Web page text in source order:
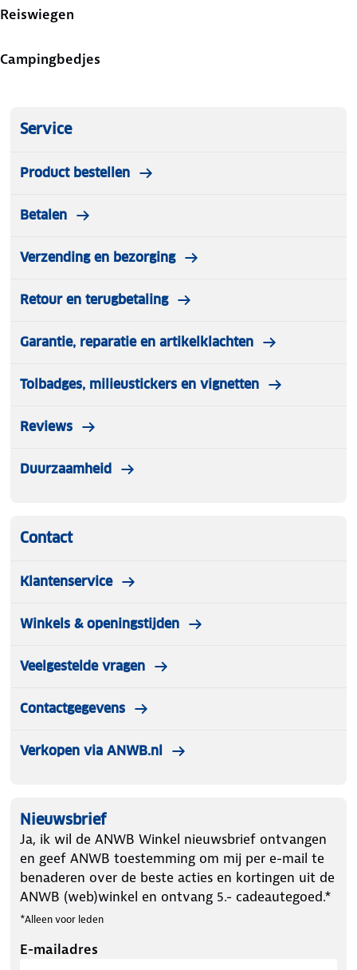
Reiswiegen
Campingbedjes
Service
Product bestellen
Betalen
Verzending en bezorging
Retour en terugbetaling
Garantie, reparatie en artikelklachten
Tolbadges, milieustickers en vignetten
Reviews
Duurzaamheid
Contact
Klantenservice
Winkels & openingstijden
Veelgestelde vragen
Contactgegevens
Verkopen via ANWB.nl
Nieuwsbrief
Ja, ik wil de ANWB Winkel nieuwsbrief ontvangen
en geef ANWB toestemming om mij per e-mail te
benaderen over de beste acties en kortingen uit de
ANWB (web)winkel en ontvang 5.- cadeautegoed.*
*Alleen voor leden
E-mailadres